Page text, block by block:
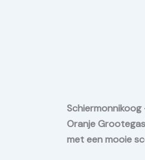
Schiermonnikoog
Oranje
met een mooie